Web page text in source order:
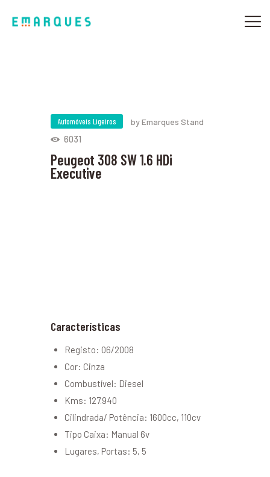
TURBOS
AUTOMÓVEIS
CAMPANHAS
CONTACTOS
Automóveis Ligeiros by Emarques Stand
6031
Peugeot 308 SW 1.6 HDi
Executive
Características
Registo: 06/2008
Cor: Cinza
Combustível: Diesel
Kms: 127.940
Cilindrada/ Potência: 1600cc, 110cv
Tipo Caixa: Manual 6v
Lugares, Portas: 5, 5